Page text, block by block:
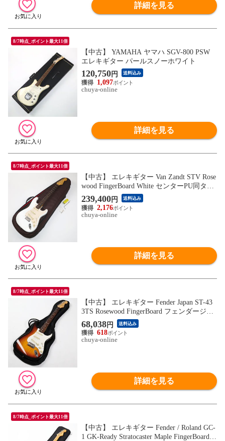
詳細を見る
8/7時点_ポイント最大11倍
【中古】 YAMAHA ヤマハ SGV-800 PSW
エレキギター パールスノーホワイト
120,750円 送料込み
1,097
chuya-online
詳細を見る
8/7時点_ポイント最大11倍
【中古】 エレキギター Van Zandt STV Rose
wood FingerBoard White センターPU同タイ
プに交換済み ヴァンザント
239,400円 送料込み
2,176
chuya-online
詳細を見る
8/7時点_ポイント最大11倍
【中古】 エレキギター Fender Japan ST-43
3TS Rosewood FingerBoard フェンダージャ
パン ストラトキャスター 2000年代前半 日
本製 MADE IN JAPAN
68,038円 送料込み
618
chuya-online
詳細を見る
8/7時点_ポイント最大11倍
【中古】 エレキギター Fender / Roland GC-
1 GK-Ready Stratocaster Maple FingerBoard B